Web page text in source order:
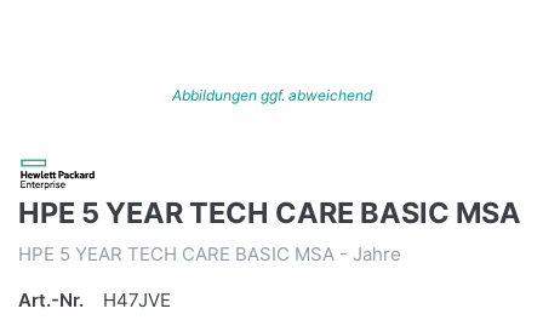
Abbildungen ggf. abweichend
HPE 5 YEAR TECH CARE BASIC MSA
HPE 5 YEAR TECH CARE BASIC MSA - Jahre
Art.-Nr.
H47JVE